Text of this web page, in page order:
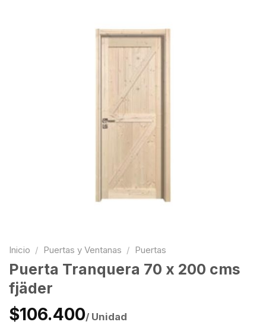
Inicio / Puertas y Ventanas / Puertas
Puerta Tranquera 70 x 200 cms
fjäder
$106.400/ Unidad